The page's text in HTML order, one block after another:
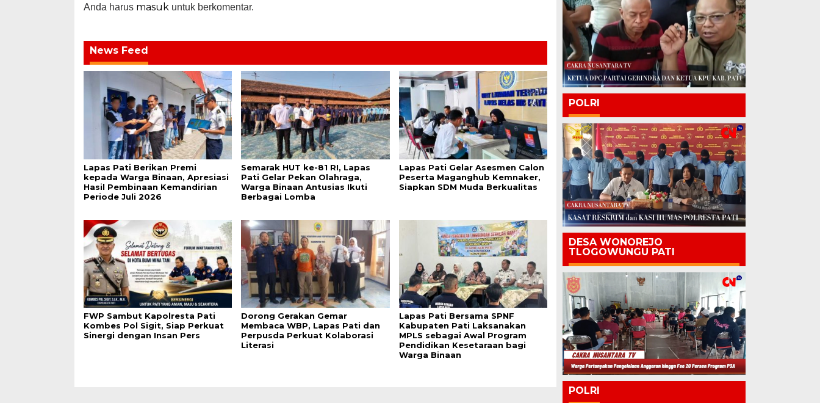
Anda harus masuk untuk berkomentar.
News Feed
Lapas Pati Berikan Premi
kepada Warga Binaan, Apresiasi
Hasil Pembinaan Kemandirian
Periode Juli 2026
Semarak HUT ke-81 RI, Lapas
Pati Gelar Pekan Olahraga,
Warga Binaan Antusias Ikuti
Berbagai Lomba
Lapas Pati Gelar Asesmen Calon
Peserta Maganghub Kemnaker,
Siapkan SDM Muda Berkualitas
FWP Sambut Kapolresta Pati
Kombes Pol Sigit, Siap Perkuat
Sinergi dengan Insan Pers
Dorong Gerakan Gemar
Membaca WBP, Lapas Pati dan
Perpusda Perkuat Kolaborasi
Literasi
Lapas Pati Bersama SPNF
Kabupaten Pati Laksanakan
MPLS sebagai Awal Program
Pendidikan Kesetaraan bagi
Warga Binaan
POLRI
DESA WONOREJO
TLOGOWUNGU PATI
POLRI